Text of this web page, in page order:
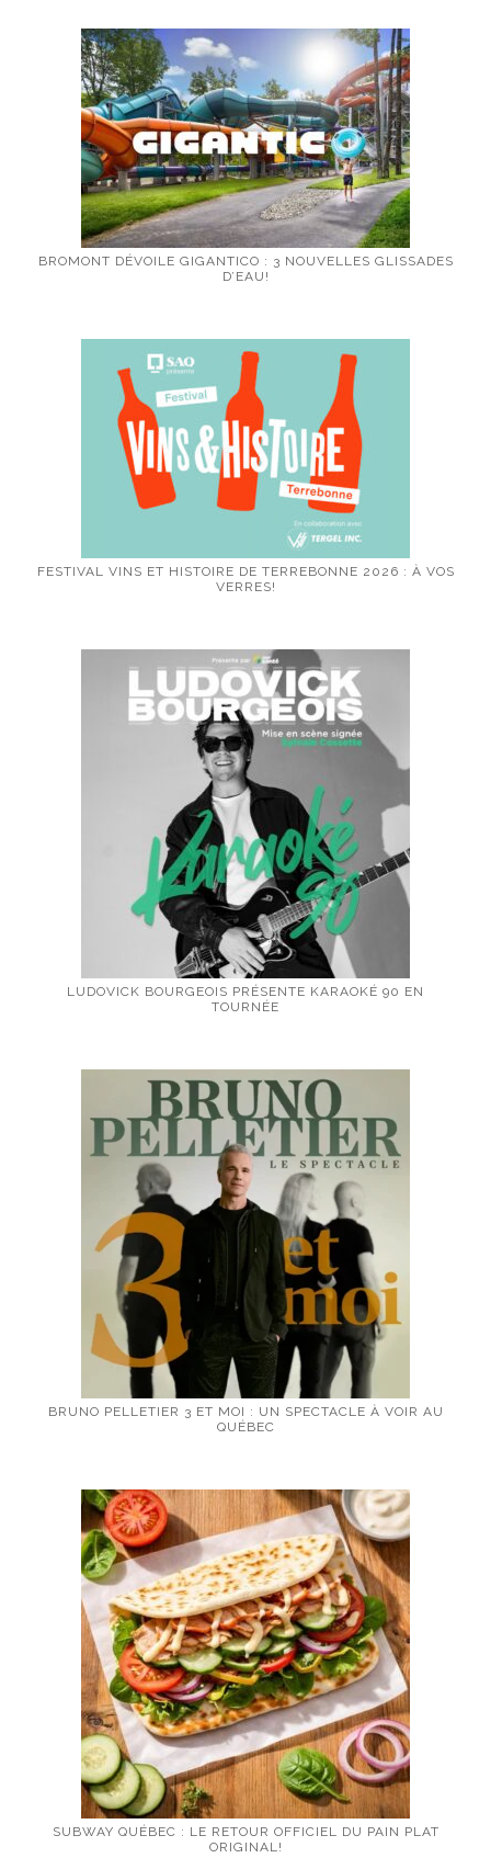
BROMONT DÉVOILE GIGANTICO : 3 NOUVELLES GLISSADES
D’EAU!
FESTIVAL VINS ET HISTOIRE DE TERREBONNE 2026 : À VOS
VERRES!
LUDOVICK BOURGEOIS PRÉSENTE KARAOKÉ 90 EN
TOURNÉE
BRUNO PELLETIER 3 ET MOI : UN SPECTACLE À VOIR AU
QUÉBEC
SUBWAY QUÉBEC : LE RETOUR OFFICIEL DU PAIN PLAT
ORIGINAL!